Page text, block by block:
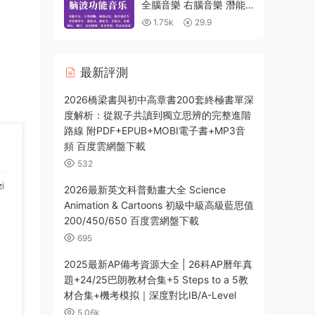
全腦音樂 右腦音樂 潛能
音樂 靈感音樂 激活大腦
1.75k 29.9
最新評測
2026橋梁書與初中高章書200套終極書單深
度解析：從親子共讀到獨立思辨的完整進階
路線 附PDF+EPUB+MOBI電子書+MP3音
頻 百度雲網盤下載
532
2026最新英文科普動畫大全 Science
Animation & Cartoons 初級中級高級藍思值
200/450/650 百度雲網盤下載
695
2025最新AP備考資源大全 | 26科AP曆年真
題+24/25巴朗教材合集+5 Steps to a 5教
材合集+機考模拟｜深度對比IB/A-Level
5.06k